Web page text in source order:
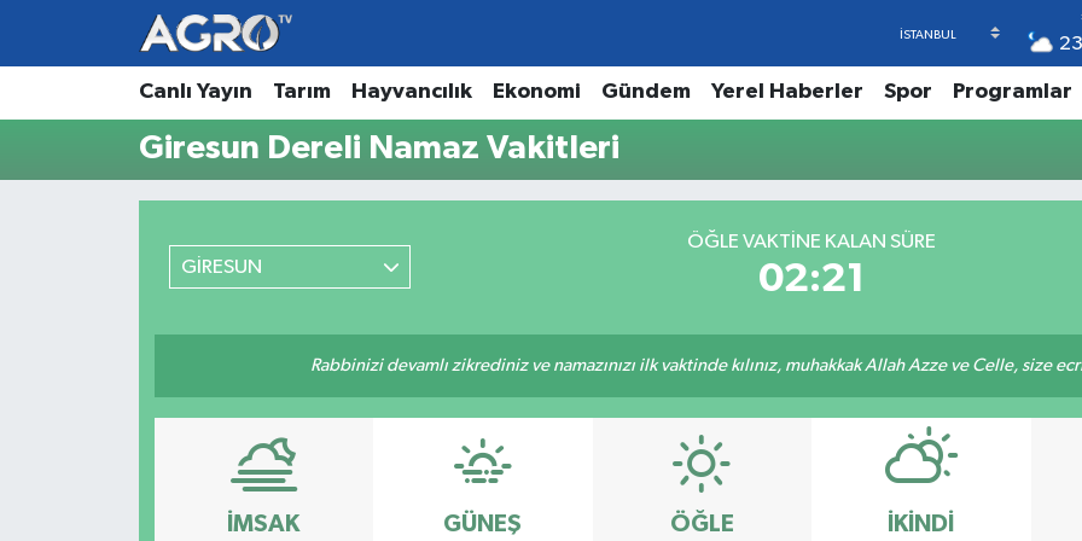
23
Canlı Yayın Tarım Hayvancılık Ekonomi Gündem Yerel Haberler Spor Programlar
Giresun Dereli Namaz Vakitleri
GİRESUN
ÖĞLE VAKTINE KALAN SÜRE
02:21
Rabbinizi devamlı zikrediniz ve namazınızı ilk vaktinde kılınız, muhakkak Allah Azze ve Celle, size
İMSAK GÜNEŞ ÖĞLE İKINDI
Hava Durumu
Trafik Durumu
Tüm Manşetler
Son Dakika Haberleri
Haber Arşivi